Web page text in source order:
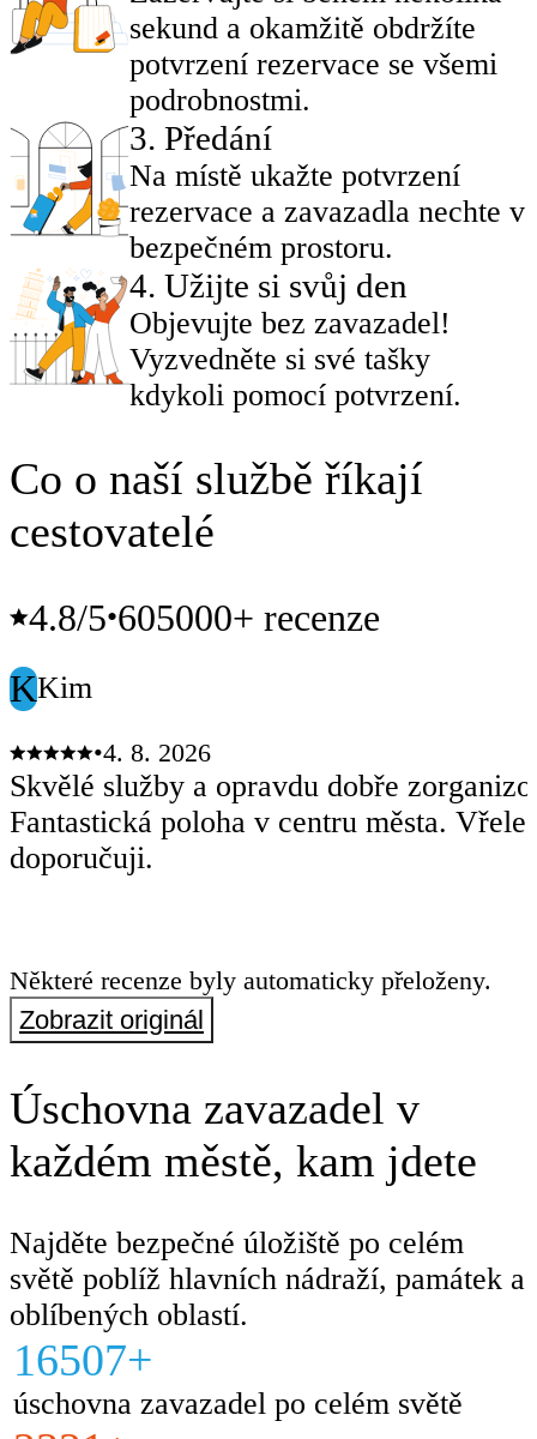
sekund a okamžitě obdržíte
potvrzení rezervace se všemi
podrobnostmi.
3. Předání
Na místě ukažte potvrzení
rezervace a zavazadla nechte v
bezpečném prostoru.
4. Užijte si svůj den
Objevujte bez zavazadel!
Vyzvedněte si své tašky
kdykoli pomocí potvrzení.
Co o naší službě říkají
cestovatelé
4.8/5•605000+ recenze
KKim
•4. 8. 2026
Skvělé služby a opravdu dobře
Fantastická poloha v centru města. Vřele
doporučuji.
Některé recenze byly automaticky přeloženy.
Zobrazit originál
Úschovna zavazadel v
každém městě, kam jdete
Najděte bezpečné úložiště po celém
světě poblíž hlavních nádraží, památek a
oblíbených oblastí.
16507+
úschovna zavazadel po celém světě